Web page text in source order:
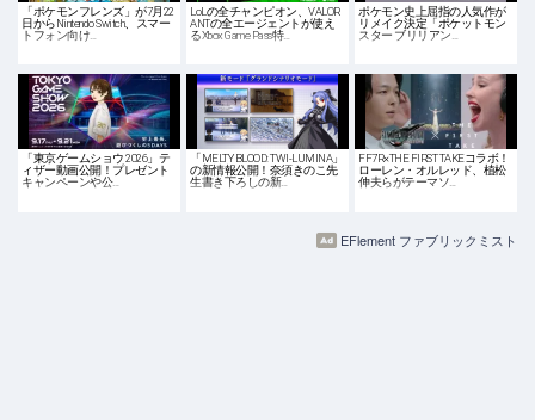
「ポケモンフレンズ」が7月22
日からNintendo Switch、スマー
トフォン向け…
LoLの全チャンピオン、VALOR
ANTの全エージェントが使え
るXbox Game Pass特…
ポケモン史上屈指の人気作が
リメイク決定「ポケットモン
スター ブリリアン…
「東京ゲームショウ 2026」テ
ィザー動画公開！プレゼント
キャンペーンや公…
「MELTY BLOOD: TWI-LUMINA」
の新情報公開！奈須きのこ先
生書き下ろしの新…
FF7R×THE FIRST TAKEコラボ！
ローレン・オルレッド、植松
伸夫らがテーマソ…
EFlement ファブリックミスト